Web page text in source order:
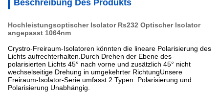
Beschreibung Des Produkts
Hochleistungsoptischer Isolator Rs232 Optischer Isolator
angepasst 1064nm
Crystro-Freiraum-Isolatoren könnten die lineare Polarisierung des
Lichts aufrechterhalten.Durch Drehen der Ebene des
polarisierten Lichts 45° nach vorne und zusätzlich 45° nicht
wechselseitige Drehung in umgekehrter RichtungUnsere
Freiraum-Isolator-Serie umfasst 2 Typen: Polarisierung und
Polarisierung Unabhängig.